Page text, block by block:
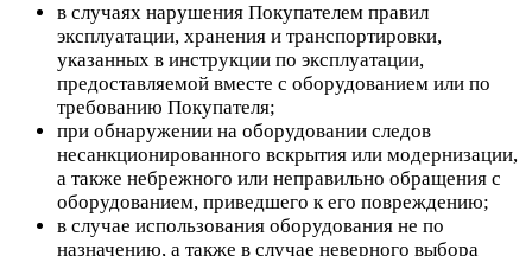
в случаях нарушения Покупателем правил
эксплуатации, хранения и транспортировки,
указанных в инструкции по эксплуатации,
предоставляемой вместе с оборудованием или по
требованию Покупателя;
при обнаружении на оборудовании следов
несанкционированного вскрытия или модернизации,
а также небрежного или неправильно обращения с
оборудованием, приведшего к его повреждению;
в случае использования оборудования не по
назначению, а также в случае неверного выбора